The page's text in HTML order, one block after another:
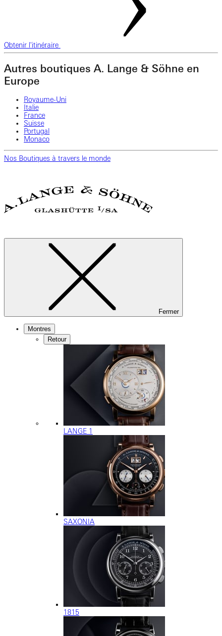
Obtenir l'itinéraire
Autres boutiques A. Lange & Söhne en
Europe
Royaume-Uni
Italie
France
Suisse
Portugal
Monaco
Nos Boutiques à travers le monde
Fermer
Montres
Retour
LANGE 1
SAXONIA
1815